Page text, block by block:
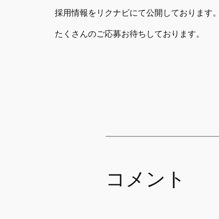
採用情報をリクナビにて公開しております
たくさんのご応募お待ちしております。
コメント